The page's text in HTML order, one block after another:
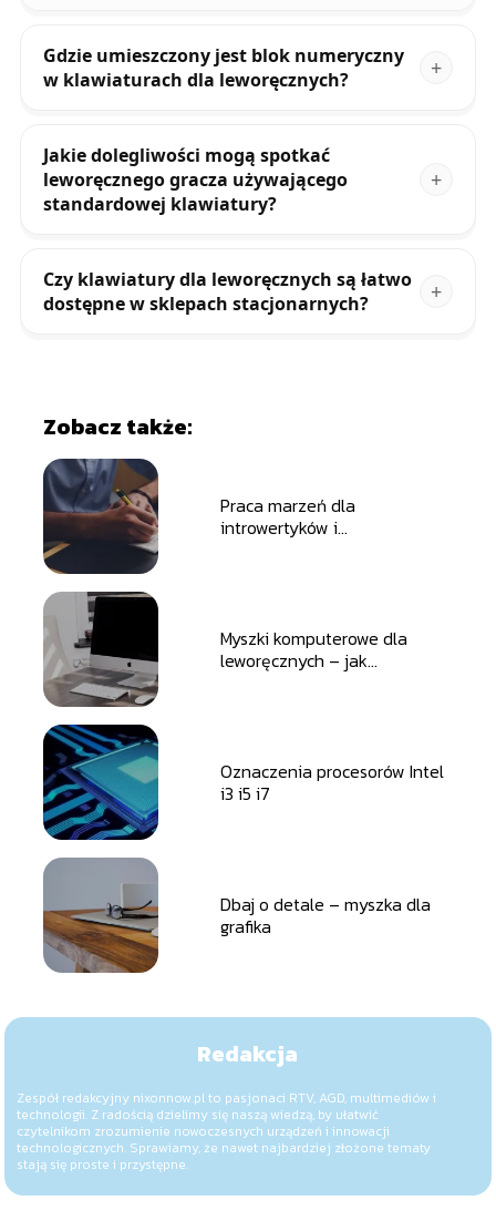
Gdzie umieszczony jest blok numeryczny
w klawiaturach dla leworęcznych?
Jakie dolegliwości mogą spotkać
leworęcznego gracza używającego
standardowej klawiatury?
Czy klawiatury dla leworęcznych są łatwo
dostępne w sklepach stacjonarnych?
Zobacz także:
Praca marzeń dla
introwertyków i
Myszki komputerowe dla
leworęcznych – jak
Oznaczenia procesorów Intel
i3 i5 i7
Dbaj o detale – myszka dla
grafika
Redakcja
Zespół redakcyjny nixonnow.pl to pasjonaci RTV, AGD, multimediów i
technologii. Z radością dzielimy się naszą wiedzą, by ułatwić
czytelnikom zrozumienie nowoczesnych urządzeń i innowacji
technologicznych. Sprawiamy, że nawet najbardziej złożone tematy
stają się proste i przystępne.